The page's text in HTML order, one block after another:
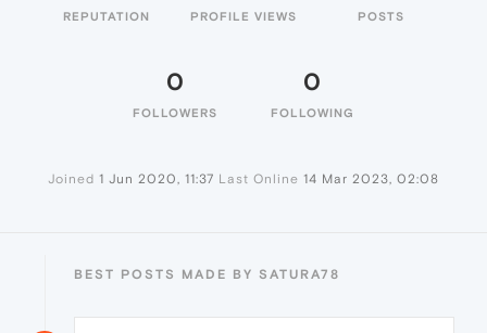
REPUTATION PROFILE VIEWS POSTS
0
FOLLOWERS
0
FOLLOWING
Joined 1 Jun 2020, 11:37 Last Online 14 Mar 2023, 02:08
BEST POSTS MADE BY SATURA78